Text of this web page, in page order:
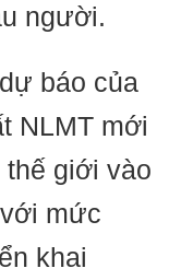
người.
báo của
NLMT mới
giới vào
mức
khai